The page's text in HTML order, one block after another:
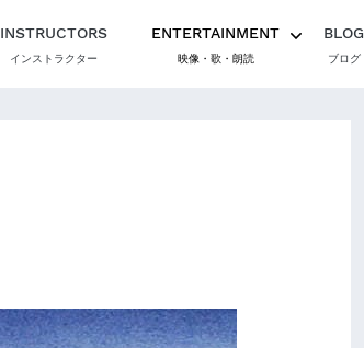
INSTRUCTORS
インストラクター
ENTERTAINMENT
映像・歌・朗読
BLOG
ブログ